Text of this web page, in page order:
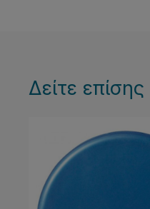
Δείτε επίσης